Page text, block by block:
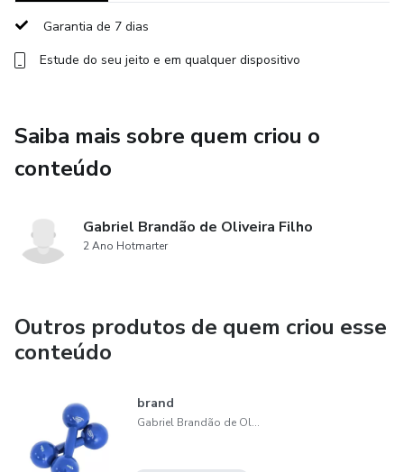
Garantia de 7 dias
Estude do seu jeito e em qualquer dispositivo
Saiba mais sobre quem criou o
conteúdo
Gabriel Brandão de Oliveira Filho
2 Ano Hotmarter
Outros produtos de quem criou esse
conteúdo
brand
Gabriel Brandão de Oliveira Filho